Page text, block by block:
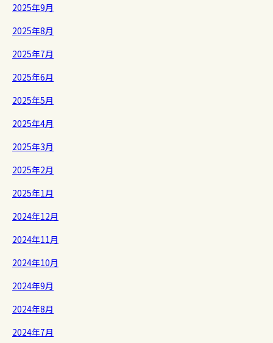
2025年9月
2025年8月
2025年7月
2025年6月
2025年5月
2025年4月
2025年3月
2025年2月
2025年1月
2024年12月
2024年11月
2024年10月
2024年9月
2024年8月
2024年7月